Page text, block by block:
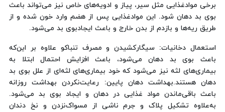
برخی مواد‌غذایی مثل سیر، پیاز و ادویه‌های خاص نیز می‌تواند باعث
بوی بد دهان شود. این مواد‌غذایی پس از هضم وارد خون شده و از
طریق ریه‌ها و بازدم از بدن خارج و باعث ایجادبوی بد می‌شود.
استعمال دخانیات: سیگارکشیدن و مصرف تنباکو علاوه بر این‌که
باعث بوی بد دهان می‌شود، باعث افزایش احتمال ابتلا به
بیماری‌های لثه نیز می‌شود که خود بیماری‌های لثه‌ای از علل بوی بد
دهان هستند.بهداشت دهان پایین: رعایت‌نکردن بهداشت روزانه
باعث باقی‌ماندن مواد غذایی در دهان و ایجاد بوی بد می‌شود.
به‌علاوه تشکیل پلاک و جرم ناشی از مسواک‌نزدن و نخ دندان